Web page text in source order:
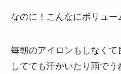
なのに！こんなにボリュー
毎朝のアイロンもしなく
してても汗かいたり雨で